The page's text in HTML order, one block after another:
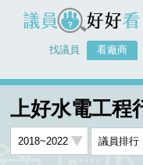
議員好好看
找議員 看廠商
上好水電工程